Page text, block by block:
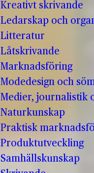
Kreativt skrivande
Ledarskap och
Litteratur
Låtskrivande
Marknadsföring
Modedesign och
Medier, journalistik
Naturkunskap
Praktisk
Produktutveckling
Samhällskunskap